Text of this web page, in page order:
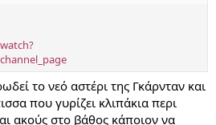
το νεό αστέρι της Γκάρνταν και
που γυρίζει κλιπάκια περι
ακούς στο βάθος κάποιον να